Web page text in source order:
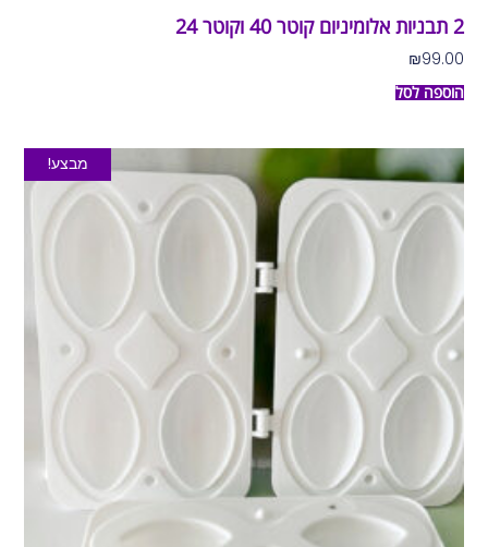
2 תבניות אלומיניום קוטר 40 וקוטר 24
₪99.00
הוספה לסל
מבצע!